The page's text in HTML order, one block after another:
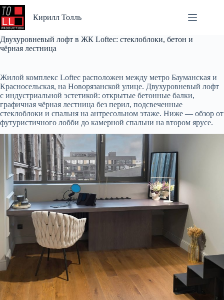
Перейти
к
Кирилл Толль
Двухуровневый лофт в ЖК Loftec: стеклоблоки, бетон и
чёрная лестница
Жилой комплекс Loftec расположен между метро Бауманская и
Красносельская, на Новорязанской улице. Двухуровневый лофт
с индустриальной эстетикой: открытые бетонные балки,
графичная чёрная лестница без перил, подсвеченные
стеклоблоки и спальня на антресольном этаже. Ниже — обзор от
футуристичного лобби до камерной спальни на втором ярусе.